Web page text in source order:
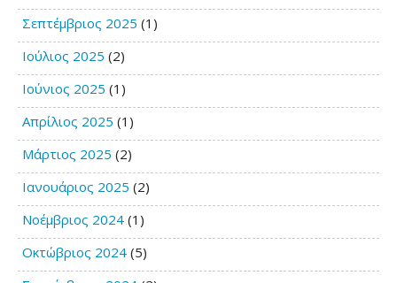
Σεπτέμβριος 2025 (1)
Ιούλιος 2025 (2)
Ιούνιος 2025 (1)
Απρίλιος 2025 (1)
Μάρτιος 2025 (2)
Ιανουάριος 2025 (2)
Νοέμβριος 2024 (1)
Οκτώβριος 2024 (5)